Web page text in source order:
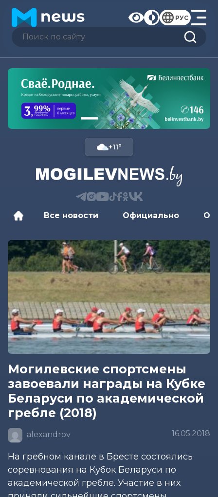
РУС
+11°
Все новости Официально
Могилевские спортсмены
завоевали награды на Кубке
Беларуси по академической
гребле (2018)
alexandrov 16.05.2018
На гребном канале в Бресте состоялись
соревнования на Кубок Беларуси по
академической гребле. Участие в них